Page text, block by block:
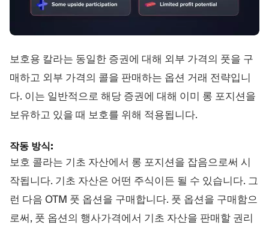
보호용 칼라는 동일한 증권에 대해 외부 가격의 풋을 구
매하고 외부 가격의 콜을 판매하는 옵션 거래 전략입니
다. 이는 일반적으로 해당 증권에 대해 이미 롱 포지션을
보유하고 있을 때 보호를 위해 적용됩니다.
작동 방식:
보호 콜라는 기초 자산에서 롱 포지션을 잡음으로써 시
작됩니다. 기초 자산은 어떤 주식이든 될 수 있습니다. 그
런 다음 OTM 풋 옵션을 구매합니다. 풋 옵션을 구매함으
로써, 풋 옵션의 행사가격에서 기초 자산을 판매할 권리